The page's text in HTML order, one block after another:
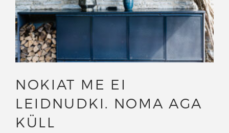
NOKIAT ME EI
LEIDNUDKI. NOMA AGA
KÜLL